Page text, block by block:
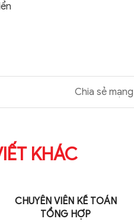
Chia sẻ
KHÁC
CHUYÊN VIÊN KẾ TOÁN
TỔNG HỢP